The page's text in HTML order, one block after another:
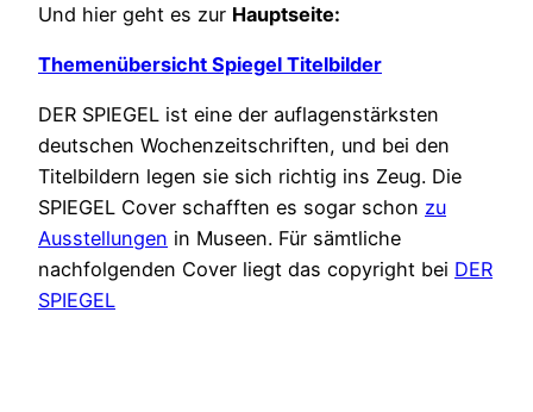
Und hier geht es zur Hauptseite:
Themenübersicht Spiegel Titelbilder
DER SPIEGEL ist eine der auflagenstärksten
deutschen Wochenzeitschriften, und bei den
Titelbildern legen sie sich richtig ins Zeug. Die
SPIEGEL Cover schafften es sogar schon zu
Ausstellungen in Museen. Für sämtliche
nachfolgenden Cover liegt das copyright bei DER
SPIEGEL